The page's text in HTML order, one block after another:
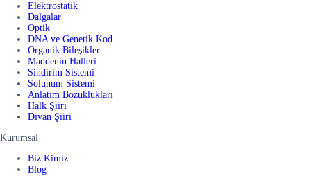
Elektrostatik
Dalgalar
Optik
DNA ve Genetik Kod
Organik Bileşikler
Maddenin Halleri
Sindirim Sistemi
Solunum Sistemi
Anlatım Bozuklukları
Halk Şiiri
Divan Şiiri
Kurumsal
Biz Kimiz
Blog